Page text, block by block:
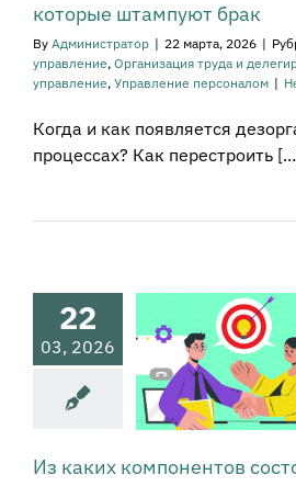
персоналом
которые штампуют брак
By Администратор | 22 марта, 2026 |
управление, Организация труда и
управление, Управление персоналом |
Когда и как появляется
процессах? Как перестроить
22
03, 2026
доверие
динамика и
сотрудничества
культура
управление
лидерства,
Из каких компонентов